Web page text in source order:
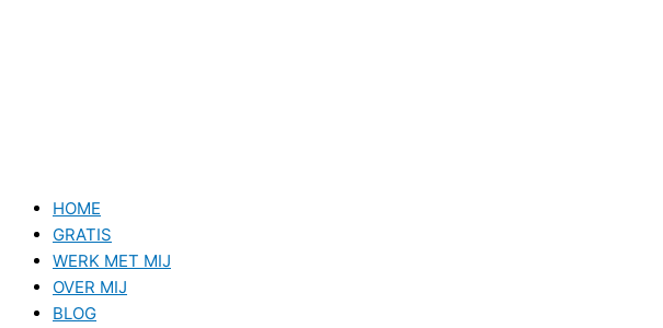
HOME
GRATIS
WERK MET MIJ
OVER MIJ
BLOG